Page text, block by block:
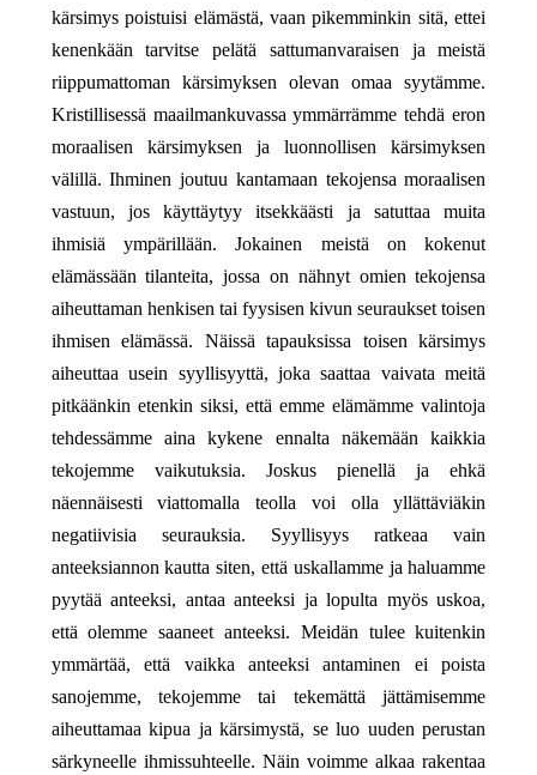
kärsimys poistuisi elämästä, vaan pikemminkin sitä, ettei
kenenkään tarvitse pelätä sattumanvaraisen ja meistä
riippumattoman kärsimyksen olevan omaa syytämme.
Kristillisessä maailmankuvassa ymmärrämme tehdä eron
moraalisen kärsimyksen ja luonnollisen kärsimyksen
välillä. Ihminen joutuu kantamaan tekojensa moraalisen
vastuun, jos käyttäytyy itsekkäästi ja satuttaa muita
ihmisiä ympärillään. Jokainen meistä on kokenut
elämässään tilanteita, jossa on nähnyt omien tekojensa
aiheuttaman henkisen tai fyysisen kivun seuraukset toisen
ihmisen elämässä. Näissä tapauksissa toisen kärsimys
aiheuttaa usein syyllisyyttä, joka saattaa vaivata meitä
pitkäänkin etenkin siksi, että emme elämämme valintoja
tehdessämme aina kykene ennalta näkemään kaikkia
tekojemme vaikutuksia. Joskus pienellä ja ehkä
näennäisesti viattomalla teolla voi olla yllättäviäkin
negatiivisia seurauksia. Syyllisyys ratkeaa vain
anteeksiannon kautta siten, että uskallamme ja haluamme
pyytää anteeksi, antaa anteeksi ja lopulta myös uskoa,
että olemme saaneet anteeksi. Meidän tulee kuitenkin
ymmärtää, että vaikka anteeksi antaminen ei poista
sanojemme, tekojemme tai tekemättä jättämisemme
aiheuttamaa kipua ja kärsimystä, se luo uuden perustan
särkyneelle ihmissuhteelle. Näin voimme alkaa rakentaa